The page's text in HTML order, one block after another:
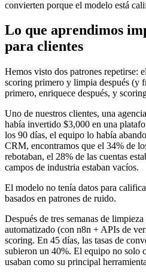
convierten porque el modelo está
Lo que aprendimos
para clientes
Hemos visto dos patrones repetirse:
scoring primero y limpia después (y
primero, enriquece después, y
Uno de nuestros clientes, una
había invertido $3,000 en una
los 90 días, el equipo lo había
CRM, encontramos que el 34% de
rebotaban, el 28% de las cuentas
campos de industria estaban vacíos.
El modelo no tenía datos para
basados en patrones de ruido.
Después de tres semanas de
automatizado (con n8n + APIs de
scoring. En 45 días, las tasas de
subieron un 40%. El equipo no solo
usaban como su principal